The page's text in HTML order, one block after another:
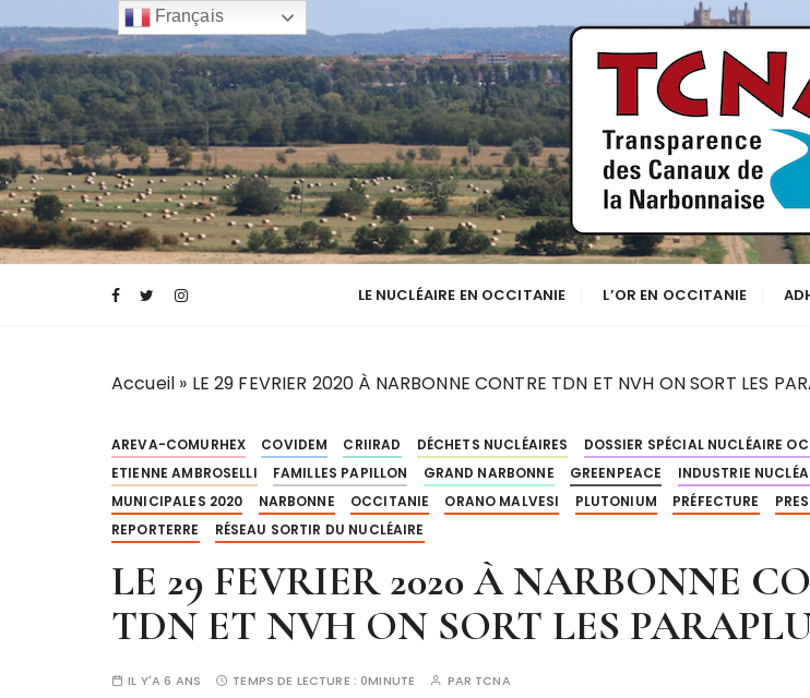
a
s
s
e
r
a
u
c
o
TCNA NARBONNE
Transparence des canaux de la narbonnaise
LE NUCLÉAIRE EN OCCITANIE L’OR EN OCCITANIE
Accueil » LE 29 FEVRIER 2020 À NARBONNE CONTRE TDN ET NVH ON SORT LES
AREVA-COMURHEX COVIDEM CRIIRAD DÉCHETS NUCLÉAIRES
DOSSIER SPÉCIAL NUCLÉAIRE
ETIENNE AMBROSELLI
FAMILLES PAPILLON GRAND NARBONNE GREENPEACE
INDUSTRIE
MUNICIPALES 2020
NARBONNE OCCITANIE ORANO MALVESI PLUTONIUM PRÉFECTURE
REPORTERRE
RÉSEAU SORTIR DU NUCLÉAIRE
LE 29 FEVRIER 2020 À NARBONNE
TDN ET NVH ON SORT LES
IL Y'A 6 ANS TEMPS DE LECTURE : 0MINUTE PAR TCNA
Français